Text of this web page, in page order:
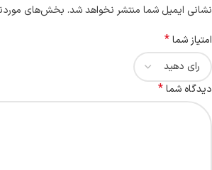
نشانی ایمیل شما منتشر نخواهد شد. بخش‌های
امتیاز شما*
دیدگاه شما*